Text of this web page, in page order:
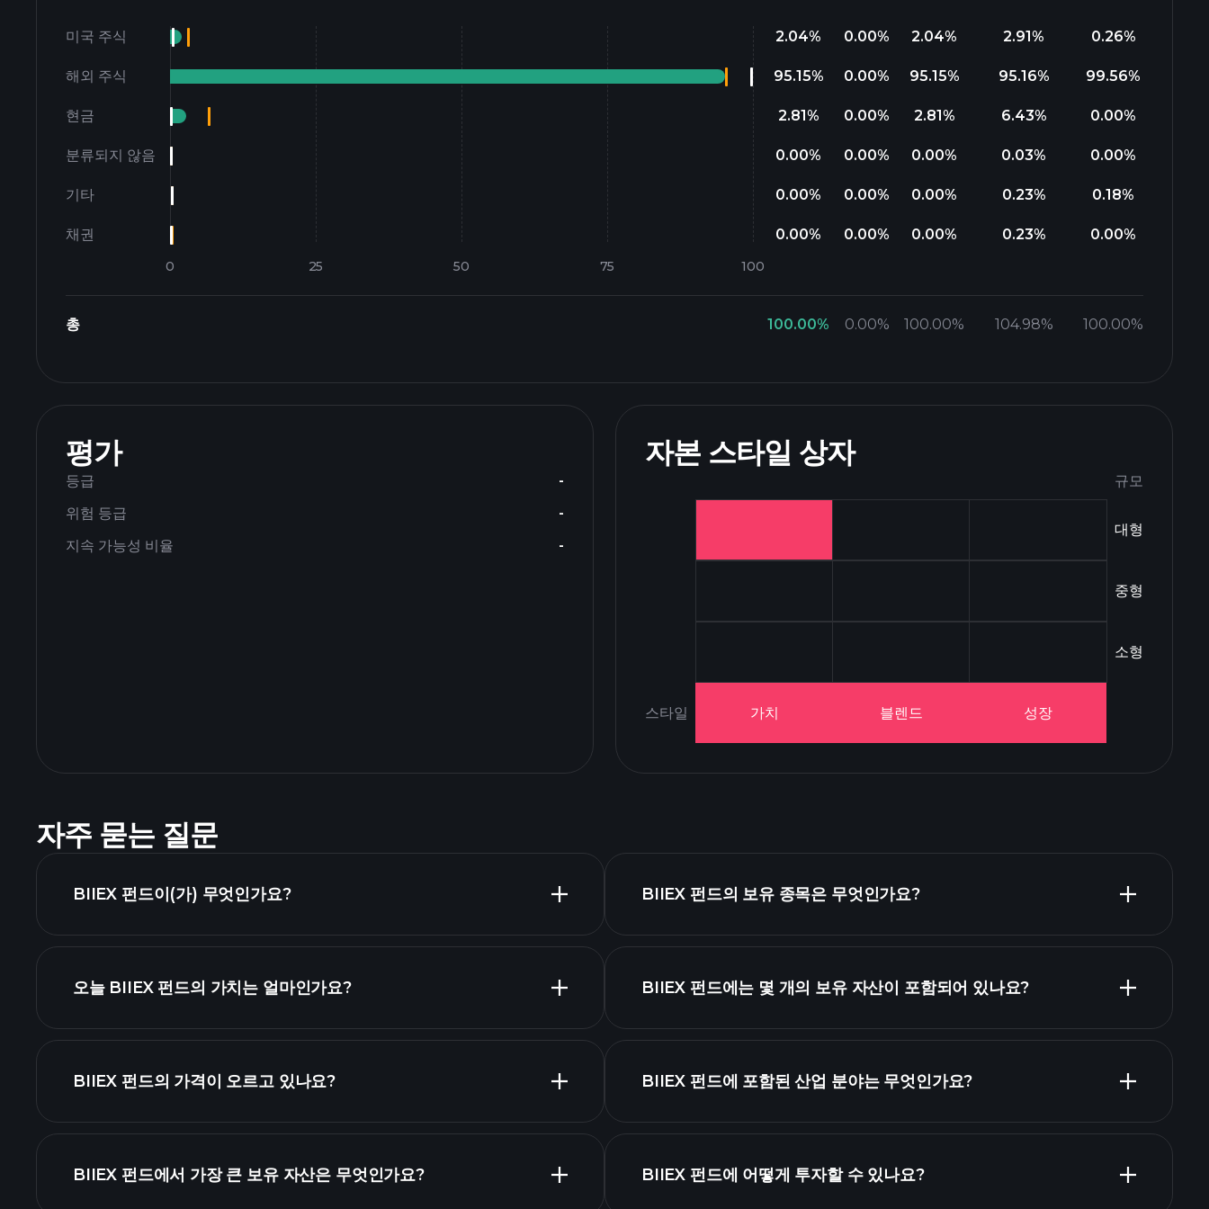
미국 주식 2.04% 0.00% 2.04% 2.91% 0.26%
해외 주식 95.15% 0.00% 95.15% 95.16% 99.56%
현금 2.81% 0.00% 2.81% 6.43% 0.00%
분류되지 않음 0.00% 0.00% 0.00% 0.03% 0.00%
기타 0.00% 0.00% 0.00% 0.23% 0.18%
채권 0.00% 0.00% 0.00% 0.23% 0.00%
총 100.00% 0.00% 100.00% 104.98% 100.00%
평가
등급
-
위험 등급
-
지속 가능성 비율
-
자본 스타일 상자
규모
대형
중형
소형
스타일 가치 블렌드 성장
자주 묻는 질문
BIIEX 펀드이(가) 무엇인가요?
오늘 BIIEX 펀드의 가치는 얼마인가요?
BIIEX 펀드의 가격이 오르고 있나요?
BIIEX 펀드에서 가장 큰 보유 자산은 무엇인가요?
BIIEX 펀드의 보유 종목은 무엇인가요?
BIIEX 펀드에는 몇 개의 보유 자산이 포함되어 있나요?
BIIEX 펀드 보유 종목
BIIEX 펀드에 포함된 산업 분야는 무엇인가요?
BIIEX 펀드에 어떻게 투자할 수 있나요?